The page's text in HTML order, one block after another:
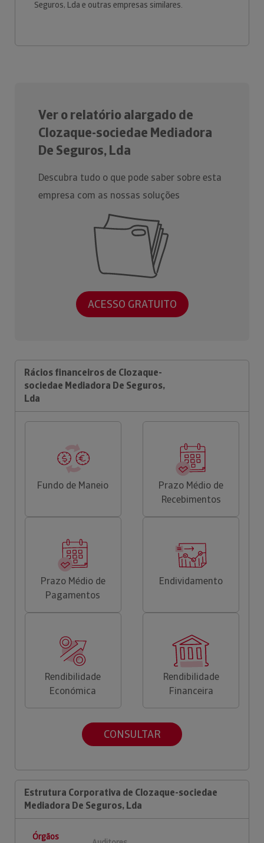
Seguros, Lda e outras empresas similares.
Ver o relatório alargado de
Clozaque-sociedae Mediadora
De Seguros, Lda
Descubra tudo o que pode saber sobre esta
empresa com as nossas soluções
ACESSO GRATUITO
Rácios financeiros de Clozaque-
sociedae Mediadora De Seguros,
Lda
Fundo de Maneio
Prazo Médio de
Recebimentos
Prazo Médio de
Pagamentos
Endividamento
Rendibilidade
Económica
Rendibilidade
Financeira
CONSULTAR
Estrutura Corporativa de Clozaque-sociedae
Mediadora De Seguros, Lda
Órgãos